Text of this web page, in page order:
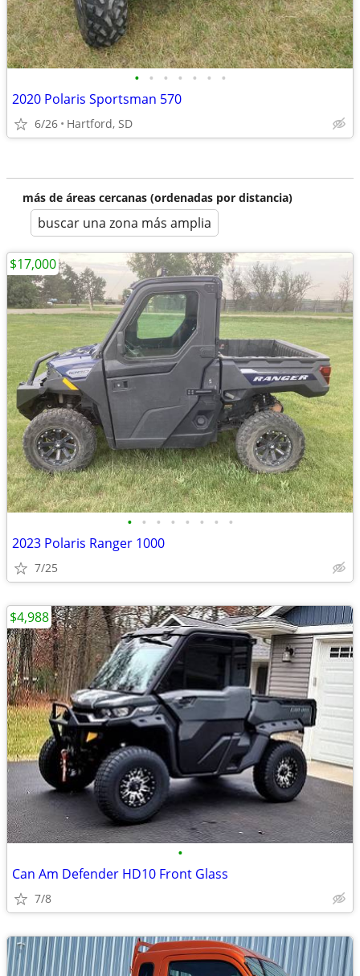
• • • • • • •
2020 Polaris Sportsman 570
6/26 Hartford, SD
más de áreas cercanas (ordenadas por distancia)
buscar una zona más amplia
• • • • • • • •
2023 Polaris Ranger 1000
7/25
$17,000
•
Can Am Defender HD10 Front Glass
7/8
$4,988